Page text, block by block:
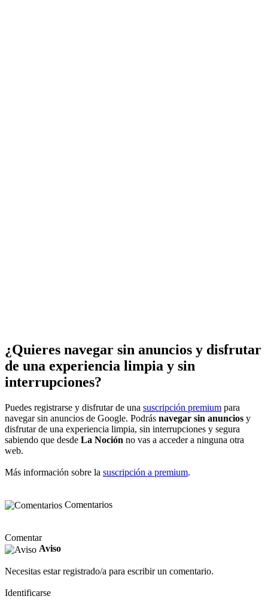
¿Quieres navegar sin anuncios y disfrutar
de una experiencia limpia y sin
interrupciones?
Puedes registrarse y disfrutar de una suscripción premium para
navegar sin anuncios de Google. Podrás navegar sin anuncios y
disfrutar de una experiencia limpia, sin interrupciones y segura
sabiendo que desde La Noción no vas a acceder a ninguna otra
web.
Más información sobre la suscripción a premium.
Comentarios
Comentar
Aviso
Necesitas estar registrado/a para escribir un comentario.
Identificarse